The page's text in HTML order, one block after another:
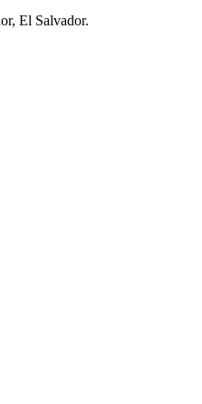
El Salvador.